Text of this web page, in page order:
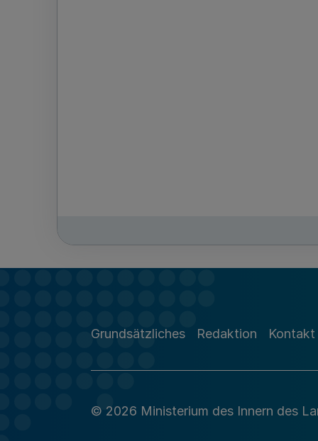
Grundsätzliches Redaktion Kontakt
© 2026 Ministerium des Innern des